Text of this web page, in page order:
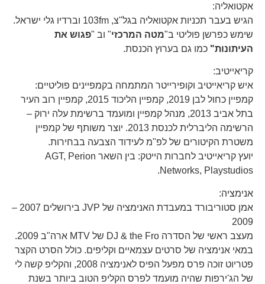
אקטואליה:
הגיש בעבר תכניות אקטואליה בגל"צ, 103fm וברדיו גלי ישראל.
שימש כפרשן פוליטי ב"מטה המרכזי" וב "פגוש את
העיתונות" כמו גם בערוץ הכנסת.
קריאייטיב:
איש קריאייטיב וקופירייטר המתמחה בקמפיינים פוליטיים:
קמפיין כחול לבן 2019, קמפיין הליכוד 2015, קמפיין רוב העיר
בתל אביב 2013, מנהל קמפיין ומועמד ברשימת עלה ירוק –
הרשימה הליברלית לכנסת 2013. יוצר משותף של קמפיין
משטרת הקיטורים של לפ"מ לעידוד הצבעה בבחירות.
יועץ קריאייטיב לחברות הייטק: בין השאר AGT, Perion
Networks, Playstudios.
אנימציה:
אמן סטוריבורד במעבדת האנימציה של JVP בירושלים 2007 –
2009
מעצב ראשי של הסדרה DJ & the Fro של MTV ארה"ב 2009.
במאי אנימציה של סרטים עצמאיים וקליפים. כולל הסרט הקצר
פטריוט זוכה פרס מפעל הפיס לאנימציה 2008, והקליפ קשה לי
של הג'ירפות שהיה מועמד לפרס הקליפ הטוב ביותר בשנת